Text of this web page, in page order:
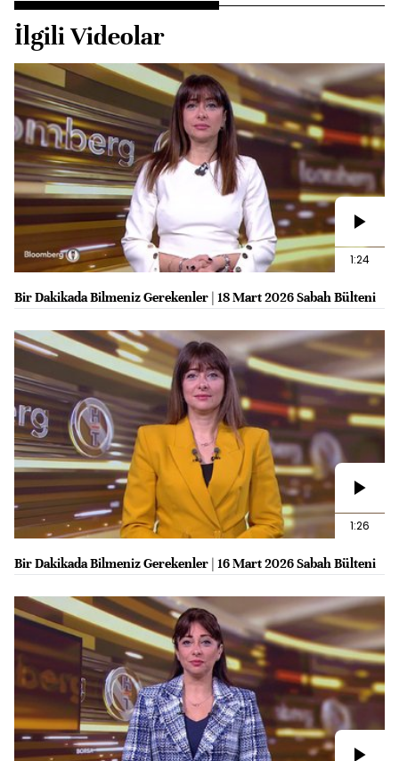
İlgili Videolar
1:24
Bir Dakikada Bilmeniz Gerekenler | 18 Mart 2026 Sabah Bülteni
1:26
Bir Dakikada Bilmeniz Gerekenler | 16 Mart 2026 Sabah Bülteni